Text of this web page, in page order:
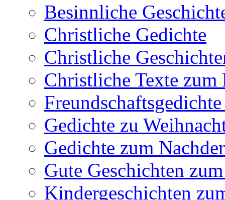
Besinnliche
Christliche Gedichte
Christliche
Christliche Texte zum
Gedichte zu
Gedichte zum
Gute Geschichten
Kindergeschichten